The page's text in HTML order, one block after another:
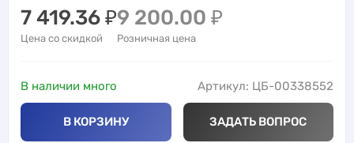
7 419.36₽
Цена со скидкой
9 200.00 ₽
Розничная цена
В наличии много Артикул: ЦБ-00338552
В КОРЗИНУ ЗАДАТЬ ВОПРОС